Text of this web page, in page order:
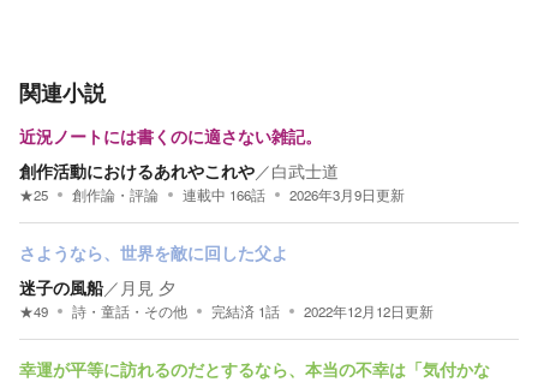
関連小説
近況ノートには書くのに適さない雑記。
創作活動におけるあれやこれや／白武士道
★25 創作論・評論 連載中 166話 2026年3月9日更新
さようなら、世界を敵に回した父よ
迷子の風船／ 月見 夕
★49 詩・童話・その他 完結済 1話 2022年12月12日更新
幸運が平等に訪れるのだとするなら、本当の不幸は「気付かな